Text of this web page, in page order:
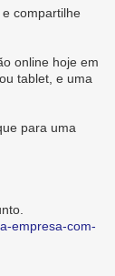
compartilhe
online hoje em
tablet, e uma
para uma
empresa-com-